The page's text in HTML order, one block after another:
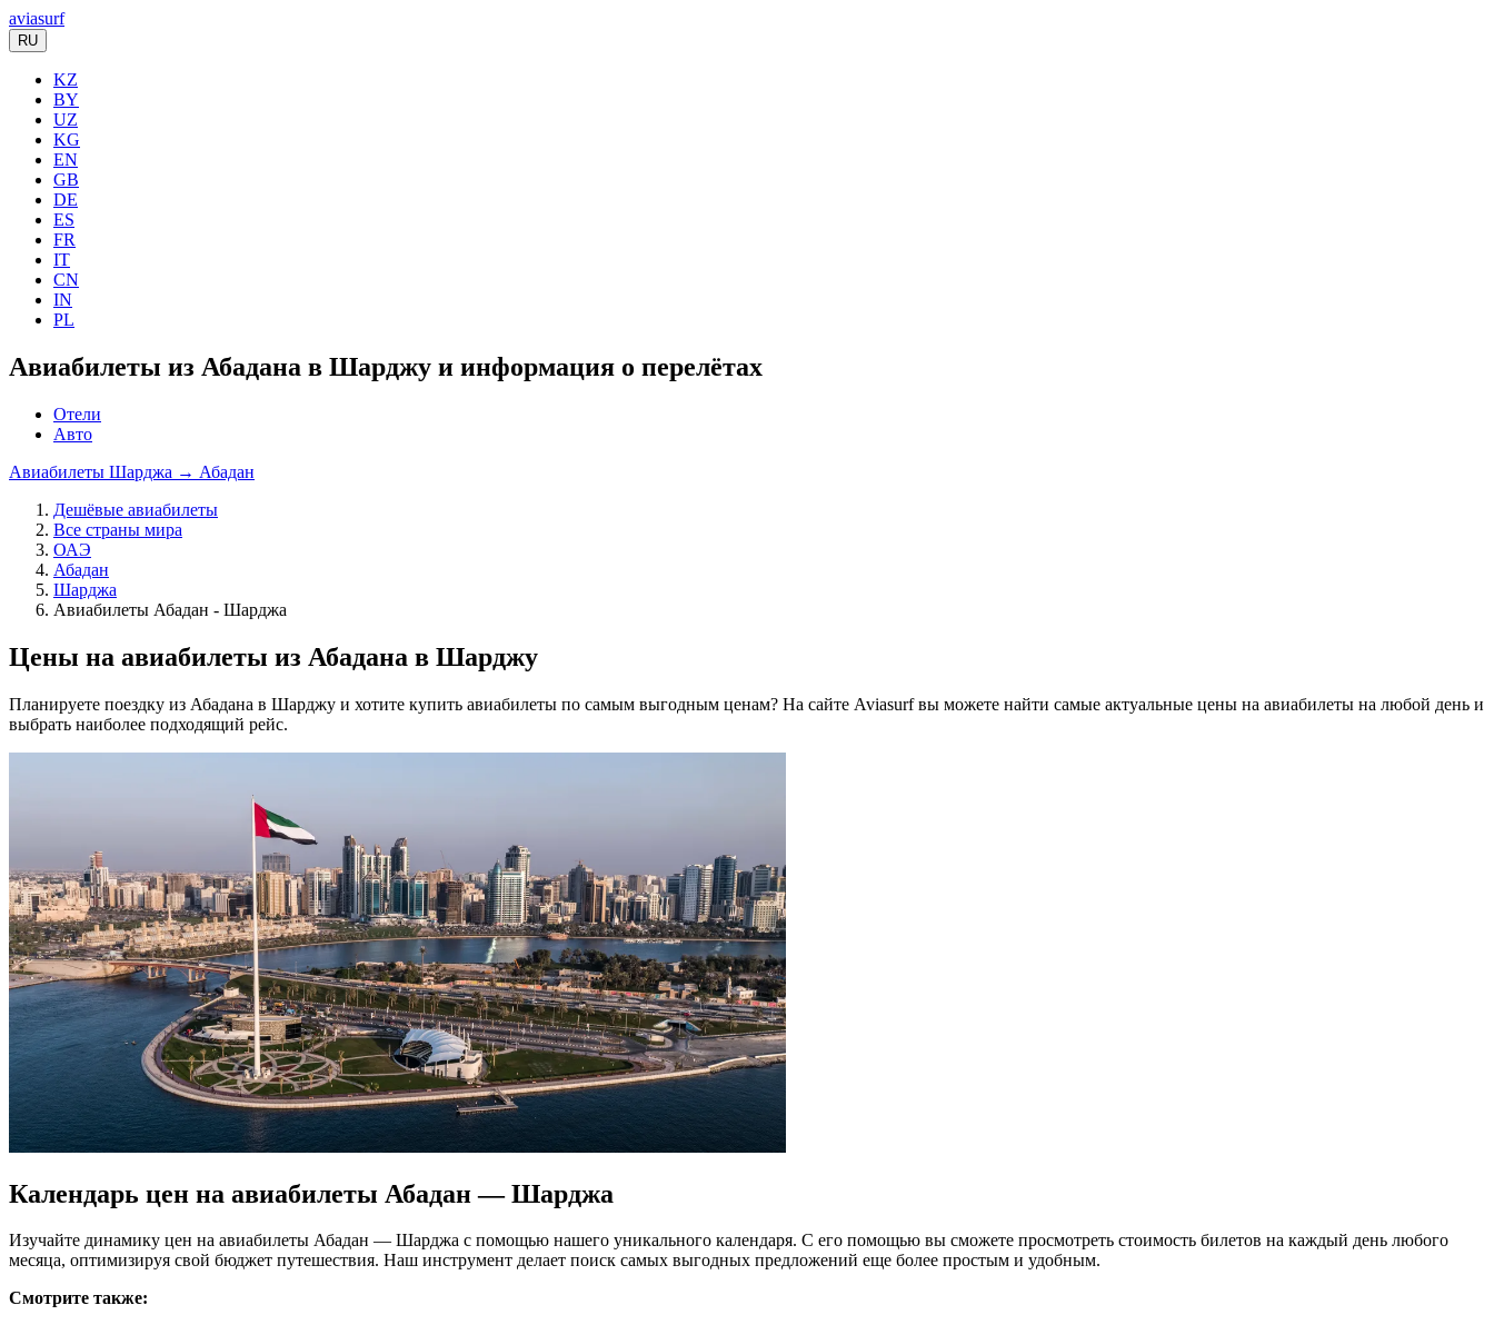
aviasurf
RU
KZ
BY
UZ
KG
EN
GB
DE
ES
FR
IT
CN
IN
PL
Авиабилеты из Абадана в Шарджу и информация о перелётах
Отели
Авто
Авиабилеты Шарджа → Абадан
Дешёвые авиабилеты
Все страны мира
ОАЭ
Абадан
Шарджа
Авиабилеты Абадан - Шарджа
Цены на авиабилеты из Абадана в Шарджу
Планируете поездку из Абадана в Шарджу и хотите купить авиабилеты по самым выгодным ценам? На сайте Aviasurf вы можете найти самые актуальные цены на авиабилеты на любой день и
выбрать наиболее подходящий рейс.
Календарь цен на авиабилеты Абадан — Шарджа
Изучайте динамику цен на авиабилеты Абадан — Шарджа с помощью нашего уникального календаря. С его помощью вы сможете просмотреть стоимость билетов на каждый день любого
месяца, оптимизируя свой бюджет путешествия. Наш инструмент делает поиск самых выгодных предложений еще более простым и удобным.
Смотрите также: